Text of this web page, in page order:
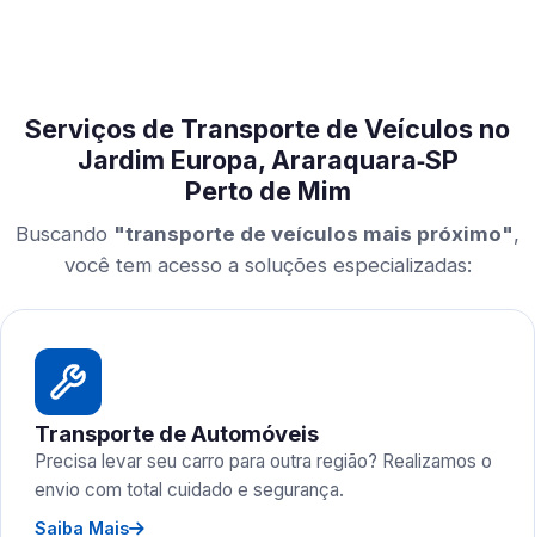
Serviços de Transporte de Veículos no
Jardim Europa, Araraquara‑SP
Perto de Mim
Buscando "transporte de veículos mais próximo",
você tem acesso a soluções especializadas:
Transporte de Automóveis
Precisa levar seu carro para outra região? Realizamos o
envio com total cuidado e segurança.
Saiba Mais